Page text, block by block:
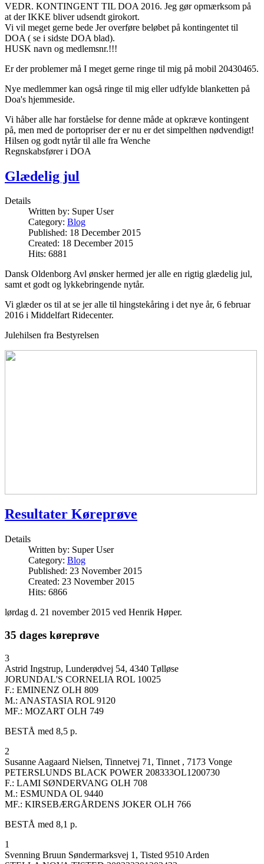
VEDR. KONTINGENT TIL DOA 2016. Jeg gør opmærksom på
at der IKKE bliver udsendt girokort.
Vi vil meget gerne bede Jer overføre beløbet på kontingentet til
DOA ( se i sidste DOA blad).
HUSK navn og medlemsnr.!!!
Er der problemer må I meget gerne ringe til mig på mobil 20430465.
Nye medlemmer kan også ringe til mig eller udfylde blanketten på
Doa's hjemmeside.
Vi håber alle har forståelse for denne måde at opkræve kontingent
på, men med de portopriser der er nu er det simpelthen nødvendigt!
Hilsen og godt nytår til alle fra Wenche
Regnskabsfører i DOA
Glædelig jul
Details
Written by: Super User
Category: Blog
Published: 18 December 2015
Created: 18 December 2015
Hits: 6881
Dansk Oldenborg Avl ønsker hermed jer alle en rigtig glædelig jul,
samt et godt og lykkebringende nytår.
Vi glæder os til at se jer alle til hingstekåring i det nye år, 6 februar
2016 i Middelfart Ridecenter.
Julehilsen fra Bestyrelsen
Resultater Køreprøve
Details
Written by: Super User
Category: Blog
Published: 23 November 2015
Created: 23 November 2015
Hits: 6866
lørdag d. 21 november 2015 ved Henrik Høper.
35 dages køreprøve
3
Astrid Ingstrup, Lunderødvej 54, 4340 Tølløse
JORUNDAL'S CORNELIA ROL 10025
F.: EMINENZ OLH 809
M.: ANASTASIA ROL 9120
MF.: MOZART OLH 749
BESTÅ med 8,5 p.
2
Susanne Aagaard Nielsen, Tinnetvej 71, Tinnet , 7173 Vonge
PETERSLUNDS BLACK POWER 208333OL1200730
F.: LAMI SØNDERVANG OLH 708
M.: ESMUNDA OL 9440
MF.: KIRSEBÆRGÅRDENS JOKER OLH 766
BESTÅ med 8,1 p.
1
Svenning Bruun Søndermarksvej 1, Tisted 9510 Arden